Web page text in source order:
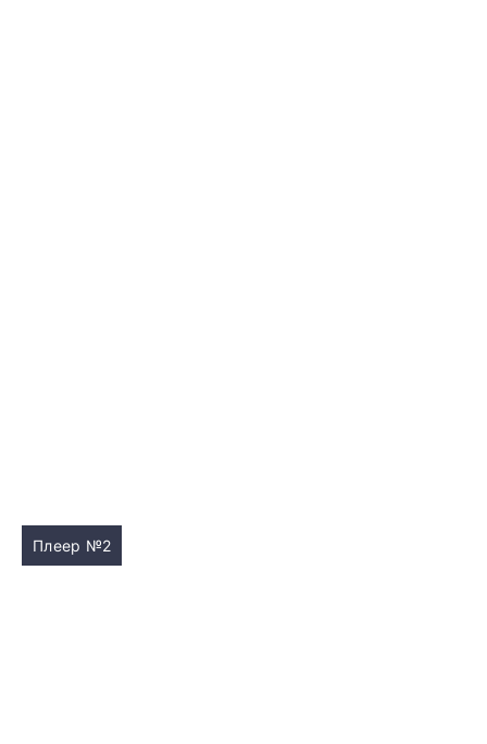
Плеер №2